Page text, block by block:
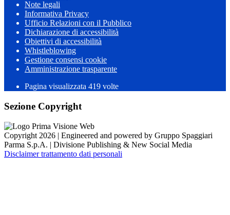
Note legali
Informativa Privacy
Ufficio Relazioni con il Pubblico
Dichiarazione di accessibilità
Obiettivi di accessibilità
Whistleblowing
Gestione consensi cookie
Amministrazione trasparente
Pagina visualizzata 419 volte
Sezione Copyright
Copyright 2026 | Engineered and powered by Gruppo Spaggiari
Parma S.p.A. | Divisione Publishing & New Social Media
Disclaimer trattamento dati personali